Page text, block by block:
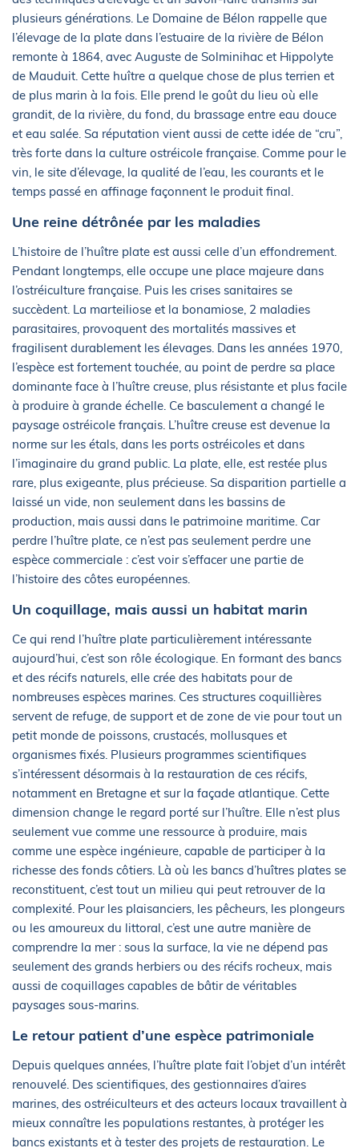
plusieurs générations. Le Domaine de Bélon rappelle que
l’élevage de la plate dans l’estuaire de la rivière de Bélon
remonte à 1864, avec Auguste de Solminihac et Hippolyte
de Mauduit. Cette huître a quelque chose de plus terrien et
de plus marin à la fois. Elle prend le goût du lieu où elle
grandit, de la rivière, du fond, du brassage entre eau douce
et eau salée. Sa réputation vient aussi de cette idée de “cru”,
très forte dans la culture ostréicole française. Comme pour le
vin, le site d’élevage, la qualité de l’eau, les courants et le
temps passé en affinage façonnent le produit final.
Une reine détrônée par les maladies
L’histoire de l’huître plate est aussi celle d’un effondrement.
Pendant longtemps, elle occupe une place majeure dans
l’ostréiculture française. Puis les crises sanitaires se
succèdent. La marteiliose et la bonamiose, 2 maladies
parasitaires, provoquent des mortalités massives et
fragilisent durablement les élevages. Dans les années 1970,
l’espèce est fortement touchée, au point de perdre sa place
dominante face à l’huître creuse, plus résistante et plus facile
à produire à grande échelle. Ce basculement a changé le
paysage ostréicole français. L’huître creuse est devenue la
norme sur les étals, dans les ports ostréicoles et dans
l’imaginaire du grand public. La plate, elle, est restée plus
rare, plus exigeante, plus précieuse. Sa disparition partielle a
laissé un vide, non seulement dans les bassins de
production, mais aussi dans le patrimoine maritime. Car
perdre l’huître plate, ce n’est pas seulement perdre une
espèce commerciale : c’est voir s’effacer une partie de
l’histoire des côtes européennes.
Un coquillage, mais aussi un habitat marin
Ce qui rend l’huître plate particulièrement intéressante
aujourd’hui, c’est son rôle écologique. En formant des bancs
et des récifs naturels, elle crée des habitats pour de
nombreuses espèces marines. Ces structures coquillières
servent de refuge, de support et de zone de vie pour tout un
petit monde de poissons, crustacés, mollusques et
organismes fixés. Plusieurs programmes scientifiques
s’intéressent désormais à la restauration de ces récifs,
notamment en Bretagne et sur la façade atlantique. Cette
dimension change le regard porté sur l’huître. Elle n’est plus
seulement vue comme une ressource à produire, mais
comme une espèce ingénieure, capable de participer à la
richesse des fonds côtiers. Là où les bancs d’huîtres plates se
reconstituent, c’est tout un milieu qui peut retrouver de la
complexité. Pour les plaisanciers, les pêcheurs, les plongeurs
ou les amoureux du littoral, c’est une autre manière de
comprendre la mer : sous la surface, la vie ne dépend pas
seulement des grands herbiers ou des récifs rocheux, mais
aussi de coquillages capables de bâtir de véritables
paysages sous-marins.
Le retour patient d’une espèce patrimoniale
Depuis quelques années, l’huître plate fait l’objet d’un intérêt
renouvelé. Des scientifiques, des gestionnaires d’aires
marines, des ostréiculteurs et des acteurs locaux travaillent à
mieux connaître les populations restantes, à protéger les
bancs existants et à tester des projets de restauration. Le